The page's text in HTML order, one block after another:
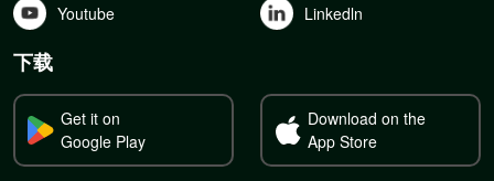
Youtube Linkedln
下载
Get it on
Google Play
Download on the
App Store